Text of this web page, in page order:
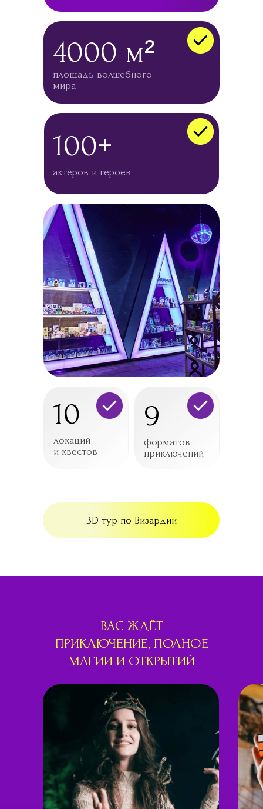
4000 м²
площадь волшебного
мира
100+
актёров и героев
10
локаций
и квестов
9
форматов
приключений
3D тур по Визардии
ВАС ЖДЁТ
ПРИКЛЮЧЕНИЕ, ПОЛНОЕ
МАГИИ И ОТКРЫТИЙ